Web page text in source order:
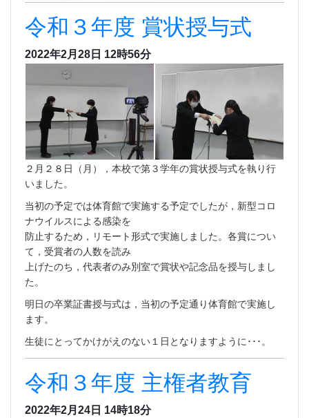
令和３年度 賞状授与式
2022年2月28日 12時56分
２月２８日（月），本校で第３学年の賞状授与式を執り行
いました。
当初の予定では体育館で実施する予定でしたが，新型コロ
ナウイルスによる感染を
防止するため，リモート形式で実施しました。各賞につい
て，受賞者の人数を読み
上げたのち，代表者のみ別室で賞状や記念品を授与しまし
た。
明日の卒業証書授与式は，当初の予定通り体育館で実施し
ます。
生徒にとってかけがえのない１日となりますように･･･。
令和３年度 主権者教育
2022年2月24日 14時18分